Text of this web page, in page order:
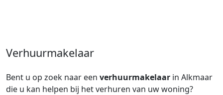
Verhuurmakelaar
Bent u op zoek naar een verhuurmakelaar in Alkmaar
die u kan helpen bij het verhuren van uw woning?